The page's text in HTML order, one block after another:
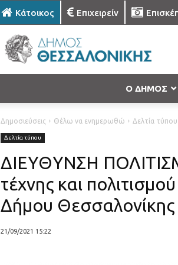
Κάτοικος Επιχειρείν
Ο ΔΗΜΟΣ
Δημοσιεύσεις Θέλω να ενημερωθώ Δελτία τύπου
Δελτία τύπου
ΔΙΕΥΘΥΝΣΗ
τέχνης και
Δήμου Θεσσαλονίκης
21/09/2021 15:22